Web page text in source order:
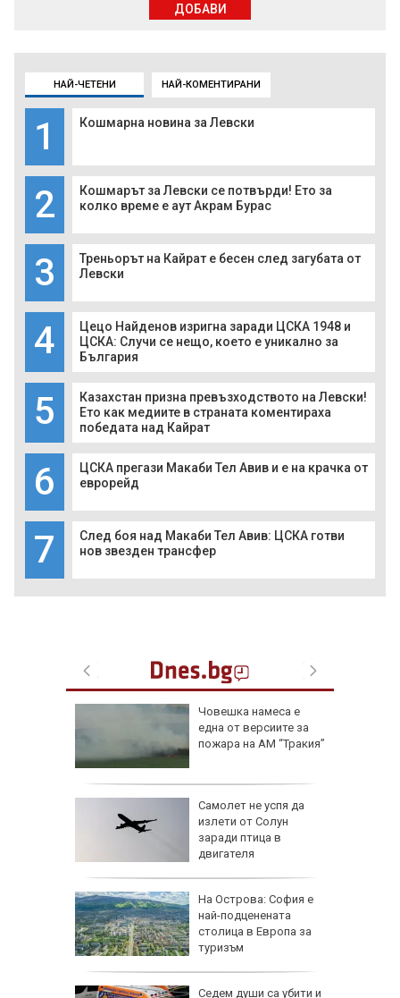
НАЙ-ЧЕТЕНИ НАЙ-КОМЕНТИРАНИ
1 Кошмарна новина за Левски
2
Кошмарът за Левски се потвърди! Ето за
колко време е аут Акрам Бурас
3
Треньорът на Кайрат е бесен след загубата от
Левски
4
Цецо Найденов изригна заради ЦСКА 1948 и
ЦСКА: Случи се нещо, което е уникално за
България
5
Казахстан призна превъзходството на Левски!
Ето как медиите в страната коментираха
победата над Кайрат
6
ЦСКА прегази Макаби Тел Авив и е на крачка от
еврорейд
7
След боя над Макаби Тел Авив: ЦСКА готви
нов звезден трансфер
Човешка намеса е
една от версиите за
пожара на АМ “Тракия”
Самолет не успя да
излети от Солун
заради птица в
двигателя
На Острова: София е
най-подценената
столица в Европа за
туризъм
Седем души са убити и
ДОБАВИ